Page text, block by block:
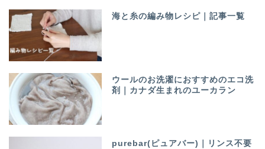
海と糸の編み物レシピ｜記事一覧
ウールのお洗濯におすすめのエコ洗
剤｜カナダ生まれのユーカラン
purebar(ピュアバー)｜リンス不要